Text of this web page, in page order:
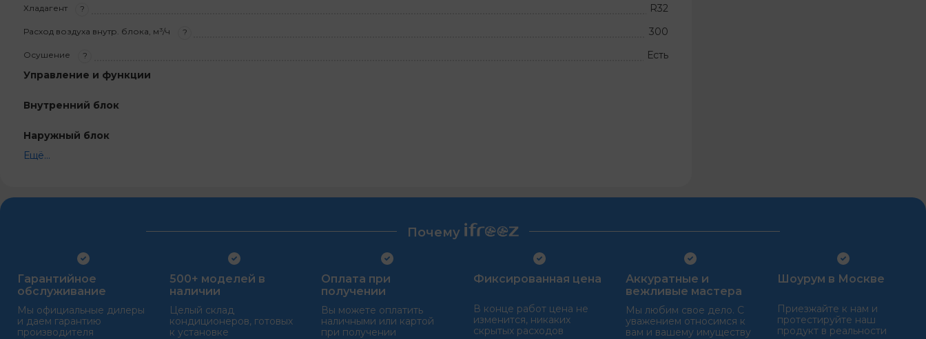
Хладагент ? R32
Расход воздуха внутр. блока, м³/ч ? 300
Осушение ?
Есть
Управление и функции
Внутренний блок
Наружный блок
Ещё...
Почему
Гарантийное
обслуживание
Мы официальные дилеры
и даем гарантию
производителя
500+ моделей в
наличии
Целый склад
кондиционеров, готовых
к установке
Оплата при
получении
Вы можете оплатить
наличными или картой
при получении
Фиксированная цена
В конце работ цена не
изменится, никаких
скрытых расходов
Аккуратные и
вежливые мастера
Мы любим свое дело. С
уважением относимся к
вам и вашему имуществу
Шоурум в Москве
Приезжайте к нам и
протестируйте наш
продукт в реальности